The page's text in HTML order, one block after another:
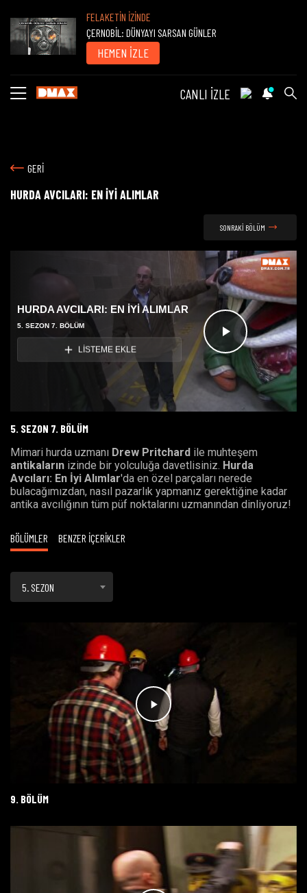
FELAKETİN İZİNDE
ÇERNOBİL: DÜNYAYI SARSAN GÜNLER
HEMEN İZLE
CANLI İZLE
GERİ
HURDA AVCILARI: EN İYİ ALIMLAR
SONRAKİ BÖLÜM
Videoyu
Oynat
HURDA AVCILARI: EN İYİ ALIMLAR
5. SEZON 7. BÖLÜM
LİSTEME EKLE
5. SEZON 7. BÖLÜM
Mimari hurda uzmanı Drew Pritchard ile muhteşem
antikaların izinde bir yolculuğa davetlisiniz. Hurda
Avcıları: En İyi Alımlar'da en özel parçaları nerede
bulacağımızdan, nasıl pazarlık yapmanız gerektiğine kadar
antika avcılığının tüm püf noktalarını uzmanından dinliyoruz!
BÖLÜMLER BENZER İÇERİKLER
5. SEZON
9. BÖLÜM